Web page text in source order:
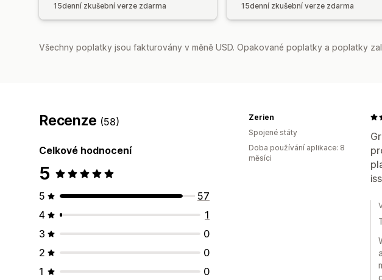
15denní zkušební verze zdarma 15denní zkušební verze zdarma
Všechny poplatky jsou fakturovány v měně USD. Opakované poplatky a poplatky
Recenze (58)
Celkové hodnocení
5
5
57
4
1
3
0
2
0
1
0
Zerien
Spojené státy
Doba používání aplikace: 8
měsíci